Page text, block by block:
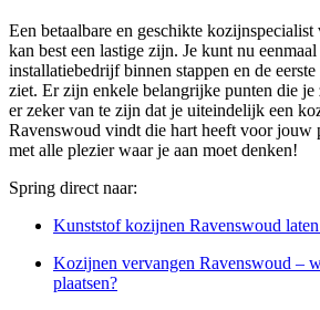
Een betaalbare en geschikte
kan best een lastige zijn. Je kunt nu
installatiebedrijf binnen stappen en de
ziet. Er zijn enkele belangrijke punten die
er zeker van te zijn dat je uiteindelijk een
Ravenswoud vindt die hart heeft voor jouw
met alle plezier waar je aan moet denken!
Spring direct naar:
Kunststof kozijnen Ravenswoud laten
Kozijnen vervangen Ravenswoud –
plaatsen?